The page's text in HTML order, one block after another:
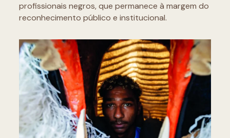
profissionais negros, que permanece à margem do
reconhecimento público e institucional.